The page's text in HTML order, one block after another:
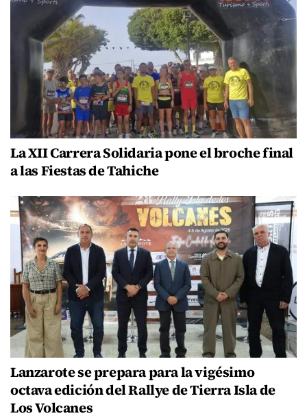
La XII Carrera Solidaria pone el broche final
a las Fiestas de Tahiche
Lanzarote se prepara para la vigésimo
octava edición del Rallye de Tierra Isla de
Los Volcanes